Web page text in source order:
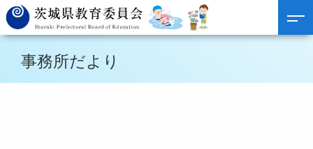
事務所だより